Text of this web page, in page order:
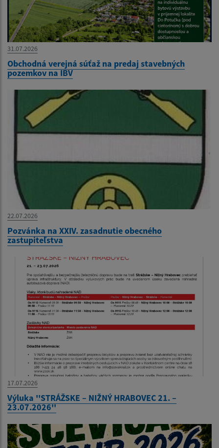
31.07.2026
Obchodná verejná súťaž na predaj stavebných
pozemkov na IBV
22.07.2026
Pozvánka na XXIV. zasadnutie obecného
zastupiteľstva
17.07.2026
Výluka ''STRÁŽSKE – NIŽNÝ HRABOVEC 21. –
23.07.2026''